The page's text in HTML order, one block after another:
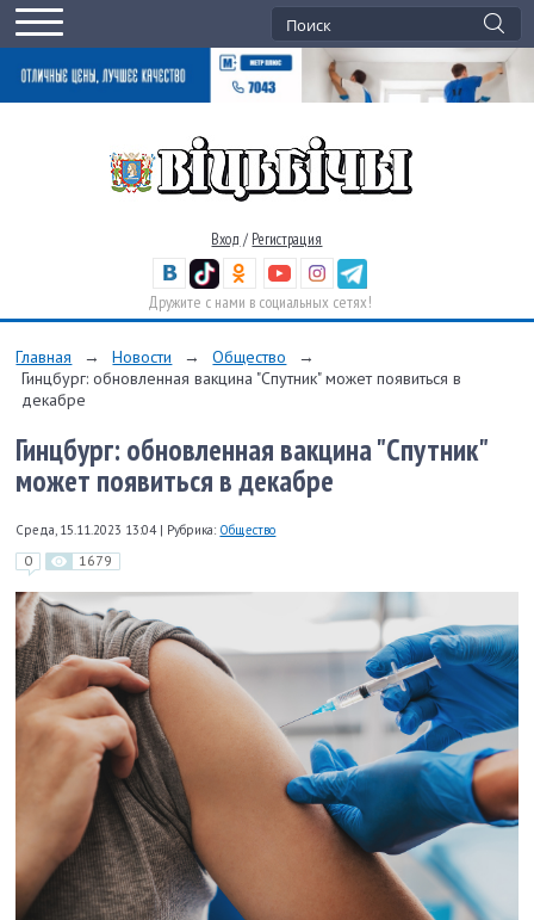
Вход / Регистрация
Дружите с нами в социальных сетях!
Главная → Новости → Общество
→
Гинцбург: обновленная вакцина "Спутник" может появиться в
декабре
Гинцбург: обновленная вакцина "Спутник"
может появиться в декабре
Среда, 15.11.2023 13:04 | Рубрика: Общество
0 1679